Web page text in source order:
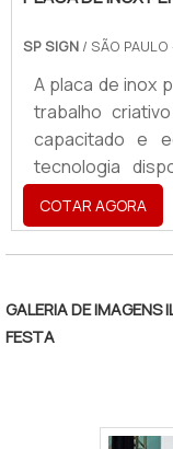
SP SIGN / SÃO PAULO
A placa de inox
trabalho
capacitado e
tecnologia
disso, durante
esses
sanar dúvidas
cliente.Para os
material que
COTAR AGORA
GALERIA DE IMAGENS
FESTA